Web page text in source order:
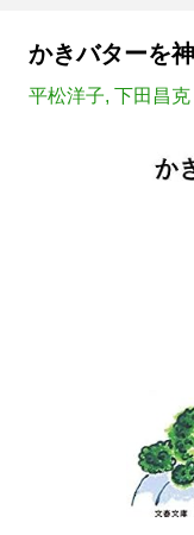
かきバターを
平松洋子, 下田昌克